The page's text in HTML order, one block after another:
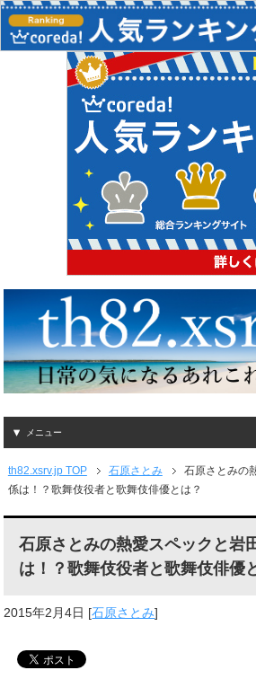
メニュー
th82.xsrv.jp TOP 石原さとみ
石原さとみの
係は！？歌舞伎役者と歌舞伎俳優とは？
石原さとみの熱愛スペックと岩
は！？歌舞伎役者と歌舞伎俳優
2015年2月4日 [石原さとみ]